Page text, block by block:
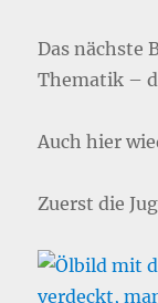
Das nächste
Thematik –
Auch hier
Zuerst die